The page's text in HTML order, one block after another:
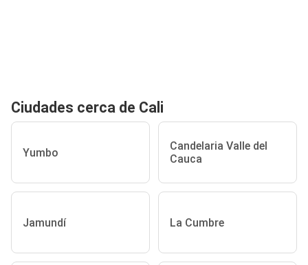
Ciudades cerca de Cali
Yumbo
Candelaria Valle del
Cauca
Jamundí La Cumbre